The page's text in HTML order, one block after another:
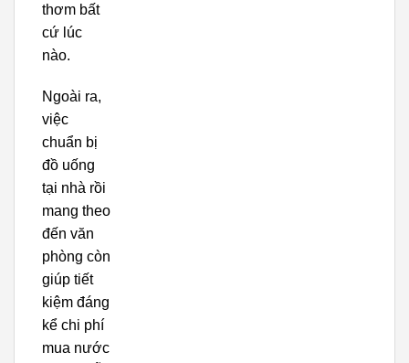
thơm bất
cứ lúc
nào.
Ngoài ra,
việc
chuẩn bị
đồ uống
tại nhà rồi
mang theo
đến văn
phòng còn
giúp tiết
kiệm đáng
kể chi phí
mua nước